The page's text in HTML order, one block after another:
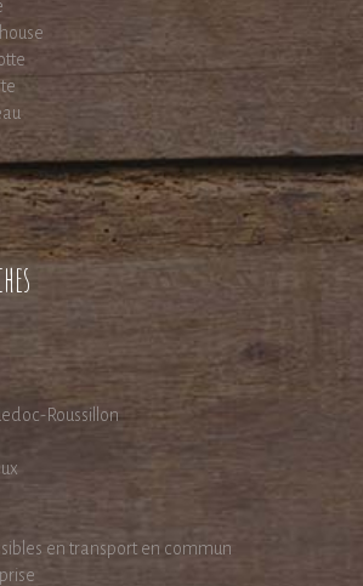
Roussillon
en transport en commun